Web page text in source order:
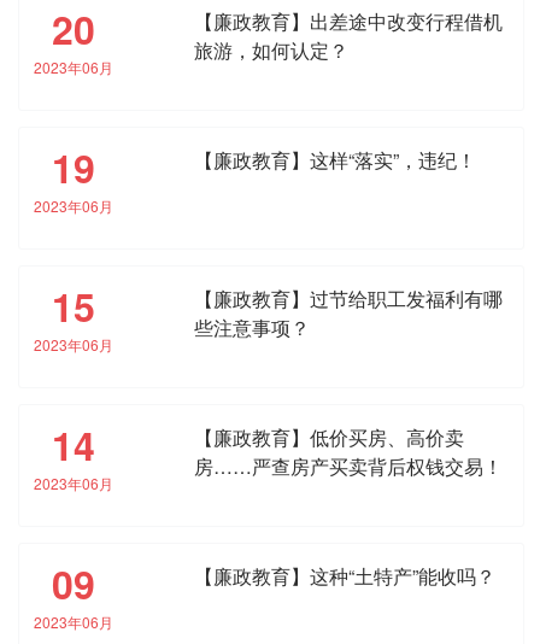
20
2023年06月
【廉政教育】出差途中改变行程借机
旅游，如何认定？
19
2023年06月
【廉政教育】这样“落实”，违纪！
15
2023年06月
【廉政教育】过节给职工发福利有哪
些注意事项？
14
2023年06月
【廉政教育】低价买房、高价卖
房……严查房产买卖背后权钱交易！
09
2023年06月
【廉政教育】这种“土特产”能收吗？